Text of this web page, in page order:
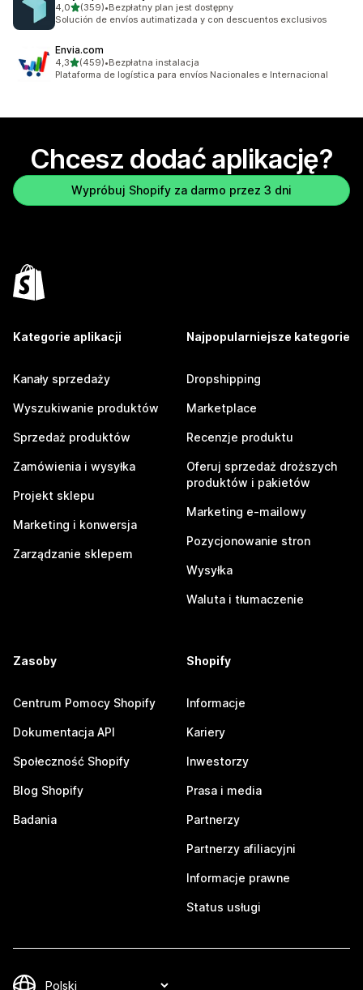
4,0na 5 gwiazdek
(359)
Łączna liczba recenzji: 359
•Bezpłatny plan jest dostępny
Solución de envíos autimatizada y con descuentos exclusivos
Envia.com
4,3na 5 gwiazdek
(459)
Łączna liczba recenzji: 459
•Bezpłatna instalacja
Plataforma de logística para envíos Nacionales e Internacional
Chcesz dodać aplikację?
Wypróbuj Shopify za darmo przez 3 dni
Kategorie aplikacji
Kanały sprzedaży
Wyszukiwanie produktów
Sprzedaż produktów
Zamówienia i wysyłka
Projekt sklepu
Marketing i konwersja
Zarządzanie sklepem
Najpopularniejsze kategorie
Dropshipping
Marketplace
Recenzje produktu
Oferuj sprzedaż droższych
produktów i pakietów
Marketing e-mailowy
Pozycjonowanie stron
Wysyłka
Waluta i tłumaczenie
Zasoby
Centrum Pomocy Shopify
Dokumentacja API
Społeczność Shopify
Blog Shopify
Badania
Shopify
Informacje
Kariery
Inwestorzy
Prasa i media
Partnerzy
Partnerzy afiliacyjni
Informacje prawne
Status usługi